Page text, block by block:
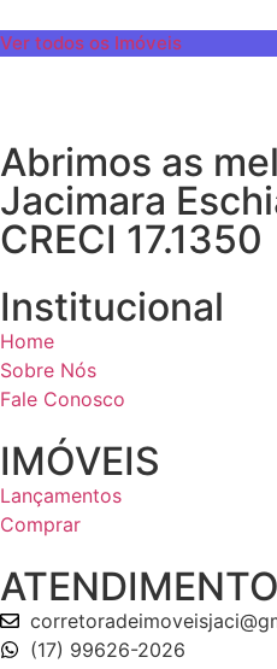
Ver todos os Imóveis
Abrimos as
Jacimara
CRECI 17.1350
Institucional
Home
Sobre Nós
Fale Conosco
IMÓVEIS
Lançamentos
Comprar
ATENDIMENTO
(17) 99626-2026